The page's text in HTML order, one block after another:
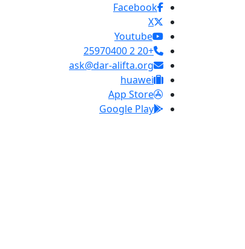
Facebook
X
Youtube
+20 2 25970400
ask@dar-alifta.org
huawei
App Store
Google Play